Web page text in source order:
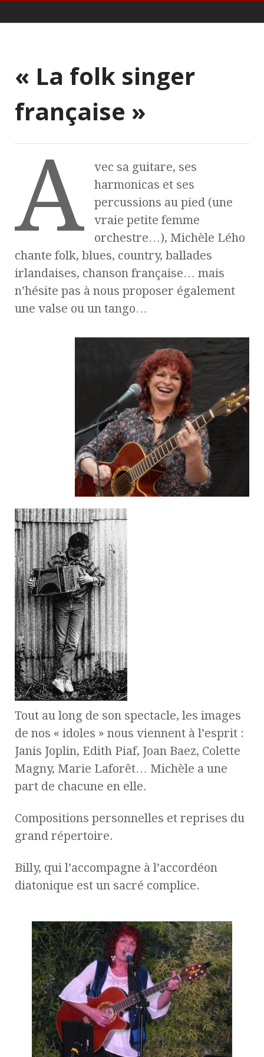
« La folk singer
française »
A
vec sa guitare, ses
harmonicas et ses
percussions au pied (une
vraie petite femme
orchestre…), Michèle Lého
chante folk, blues, country, ballades
irlandaises, chanson française… mais
n’hésite pas à nous proposer également
une valse ou un tango…
Tout au long de son spectacle, les images
de nos « idoles » nous viennent à l’esprit :
Janis Joplin, Edith Piaf, Joan Baez, Colette
Magny, Marie Laforêt… Michèle a une
part de chacune en elle.
Compositions personnelles et reprises du
grand répertoire.
Billy, qui l’accompagne à l’accordéon
diatonique est un sacré complice.